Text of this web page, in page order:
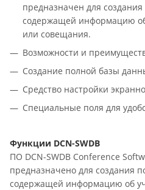
предназначен для
содержащей информацию
или совещания.
Возможности и
Создание полной базы
Средство настройки
Специальные поля для
Функции DCN-SWDB
ПО DCN-SWDB Conference
предназначено для создания
содержащей информацию об